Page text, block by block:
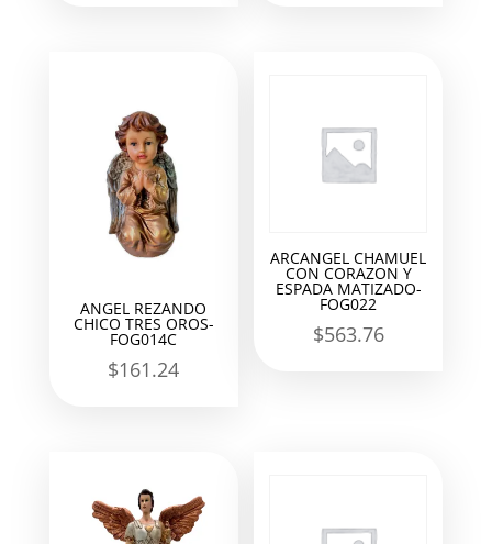
ANGEL REZANDO
CHICO TRES OROS-
FOG014C
$161.24
ARCANGEL CHAMUEL
CON CORAZON Y
ESPADA MATIZADO-
FOG022
$563.76